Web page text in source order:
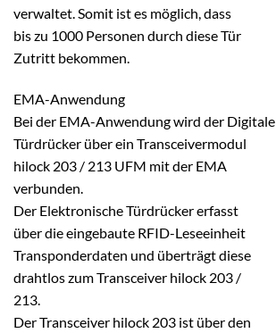
verwaltet. Somit ist es möglich, dass
bis zu 1000 Personen durch diese Tür
Zutritt bekommen.
EMA-Anwendung
Bei der EMA-Anwendung wird der Digitale
Türdrücker über ein Transceivermodul
hilock 203 / 213 UFM mit der EMA
verbunden.
Der Elektronische Türdrücker erfasst
über die eingebaute RFID-Leseeinheit
Transponderdaten und überträgt diese
drahtlos zum Transceiver hilock 203 /
213.
Der Transceiver hilock 203 ist über den